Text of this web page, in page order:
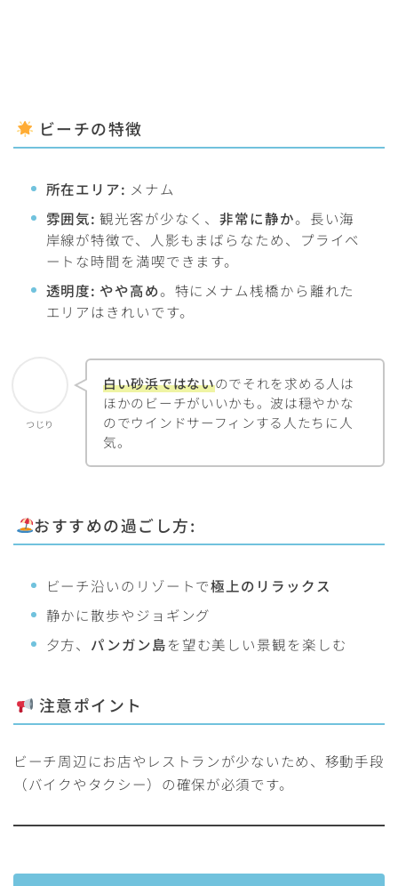
ビーチの特徴
所在エリア: メナム
雰囲気: 観光客が少なく、非常に静か。長い海
岸線が特徴で、人影もまばらなため、プライベ
ートな時間を満喫できます。
透明度: やや高め。特にメナム桟橋から離れた
エリアはきれいです。
つじり
白い砂浜ではないのでそれを求める人は
ほかのビーチがいいかも。波は穏やかな
のでウインドサーフィンする人たちに人
気。
おすすめの過ごし方:
ビーチ沿いのリゾートで極上のリラックス
静かに散歩やジョギング
夕方、 パンガン島を望む美しい景観を楽しむ
注意ポイント
ビーチ周辺にお店やレストランが少ないため、移動手段
（バイクやタクシー）の確保が必須です。